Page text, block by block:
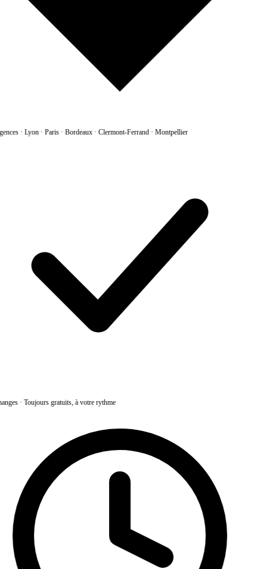
· Lyon · Paris · Bordeaux · Clermont-Ferrand · Montpellier
· Toujours gratuits, à votre rythme